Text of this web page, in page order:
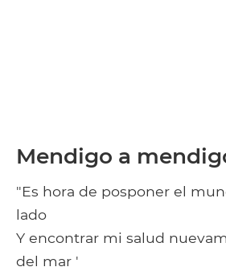
Mendigo a
"Es hora de posponer el
lado
Y encontrar mi salud
del mar '